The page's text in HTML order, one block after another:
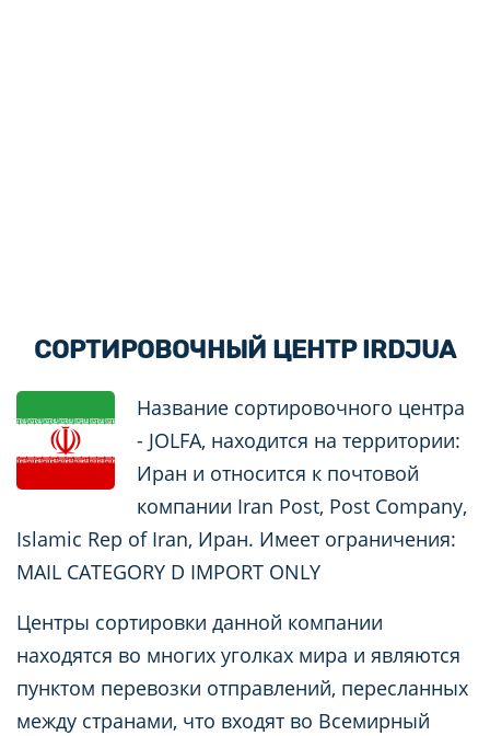
СОРТИРОВОЧНЫЙ ЦЕНТР IRDJUA
Название сортировочного центра
- JOLFA, находится на территории:
Иран и относится к почтовой
компании Iran Post, Post Company,
Islamic Rep of Iran, Иран. Имеет ограничения:
MAIL CATEGORY D IMPORT ONLY
Центры сортировки данной компании
находятся во многих уголках мира и являются
пунктом перевозки отправлений, пересланных
между странами, что входят во Всемирный